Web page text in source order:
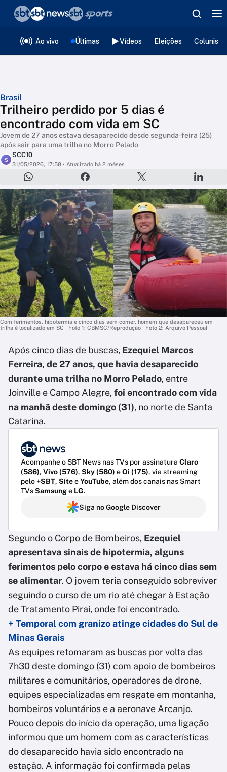
Ao vivo Últimas Vídeos Eleições
Brasil
Trilheiro perdido por 5 dias é
encontrado com vida em SC
Jovem de 27 anos estava desaparecido desde segunda-feira (25)
após sair para uma trilha no Morro Pelado
S
SCC10
31/05/2026, 17:58 • Atualizado há 2 mêses
Com ferimentos, hipotermia e cinco dias sem comer, homem que desapareceu em
trilha é localizado em SC | Foto 1: CBMSC/Reprodução | Foto 2: Arquivo Pessoal
Após cinco dias de buscas, Ezequiel Marcos
Ferreira, de 27 anos, que havia desaparecido
durante uma trilha no Morro Pelado, entre
Joinville e Campo Alegre, foi encontrado com vida
na manhã deste domingo (31), no norte de Santa
Catarina.
Acompanhe o SBT News nas TVs por assinatura Claro
(586), Vivo (576), Sky (580) eOi (175), via streaming
pelo+SBT, SiteeYouTube, além dos canais nas Smart
TVsSamsunge LG.
Siga no Google Discover
Segundo o Corpo de Bombeiros, Ezequiel
apresentava sinais de hipotermia, alguns
ferimentos pelo corpo e estava há cinco dias sem
se alimentar. O jovem teria conseguido sobreviver
seguindo o curso de um rio até chegar à Estação
de Tratamento Piraí, onde foi encontrado.
+ Temporal com granizo atinge cidades do Sul de
Minas Gerais
As equipes retomaram as buscas por volta das
7h30 deste domingo (31) com apoio de bombeiros
militares e comunitários, operadores de drone,
equipes especializadas em resgate em montanha,
bombeiros voluntários e a aeronave Arcanjo.
Pouco depois do início da operação, uma ligação
informou que um homem com as características
do desaparecido havia sido encontrado na
estação. A informação foi confirmada pelas
❮voltar
Editorias